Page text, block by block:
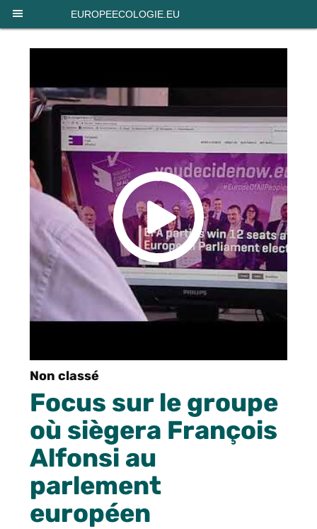
EUROPEECOLOGIE.EU
Non classé
Focus sur le groupe
où siègera François
Alfonsi au
parlement
européen